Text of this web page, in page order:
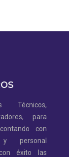
Técnicos,
para
con
personal
éxito las